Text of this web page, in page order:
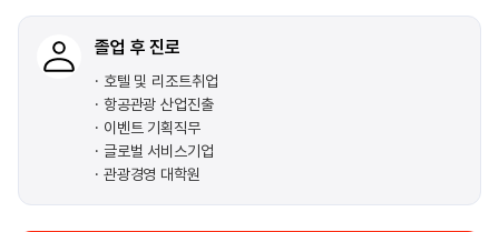
졸업 후 진로
호텔 및 리조트취업
항공관광 산업진출
이벤트 기획직무
글로벌 서비스기업
관광경영 대학원